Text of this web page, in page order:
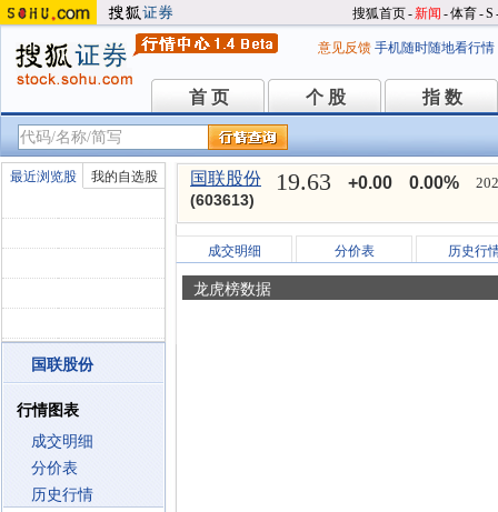
搜狐首页-新闻 -体育-S
意见反馈 手机随时随地看行情
首 页
首 页 个 股
个 股 指 数
指 数
最近浏览股 我的自选股
国联股份
行情图表
成交明细
分价表
历史行情
国联股份
(603613)
19.63 +0.00 0.00%
成交明细 分价表 历史行
龙虎榜数据